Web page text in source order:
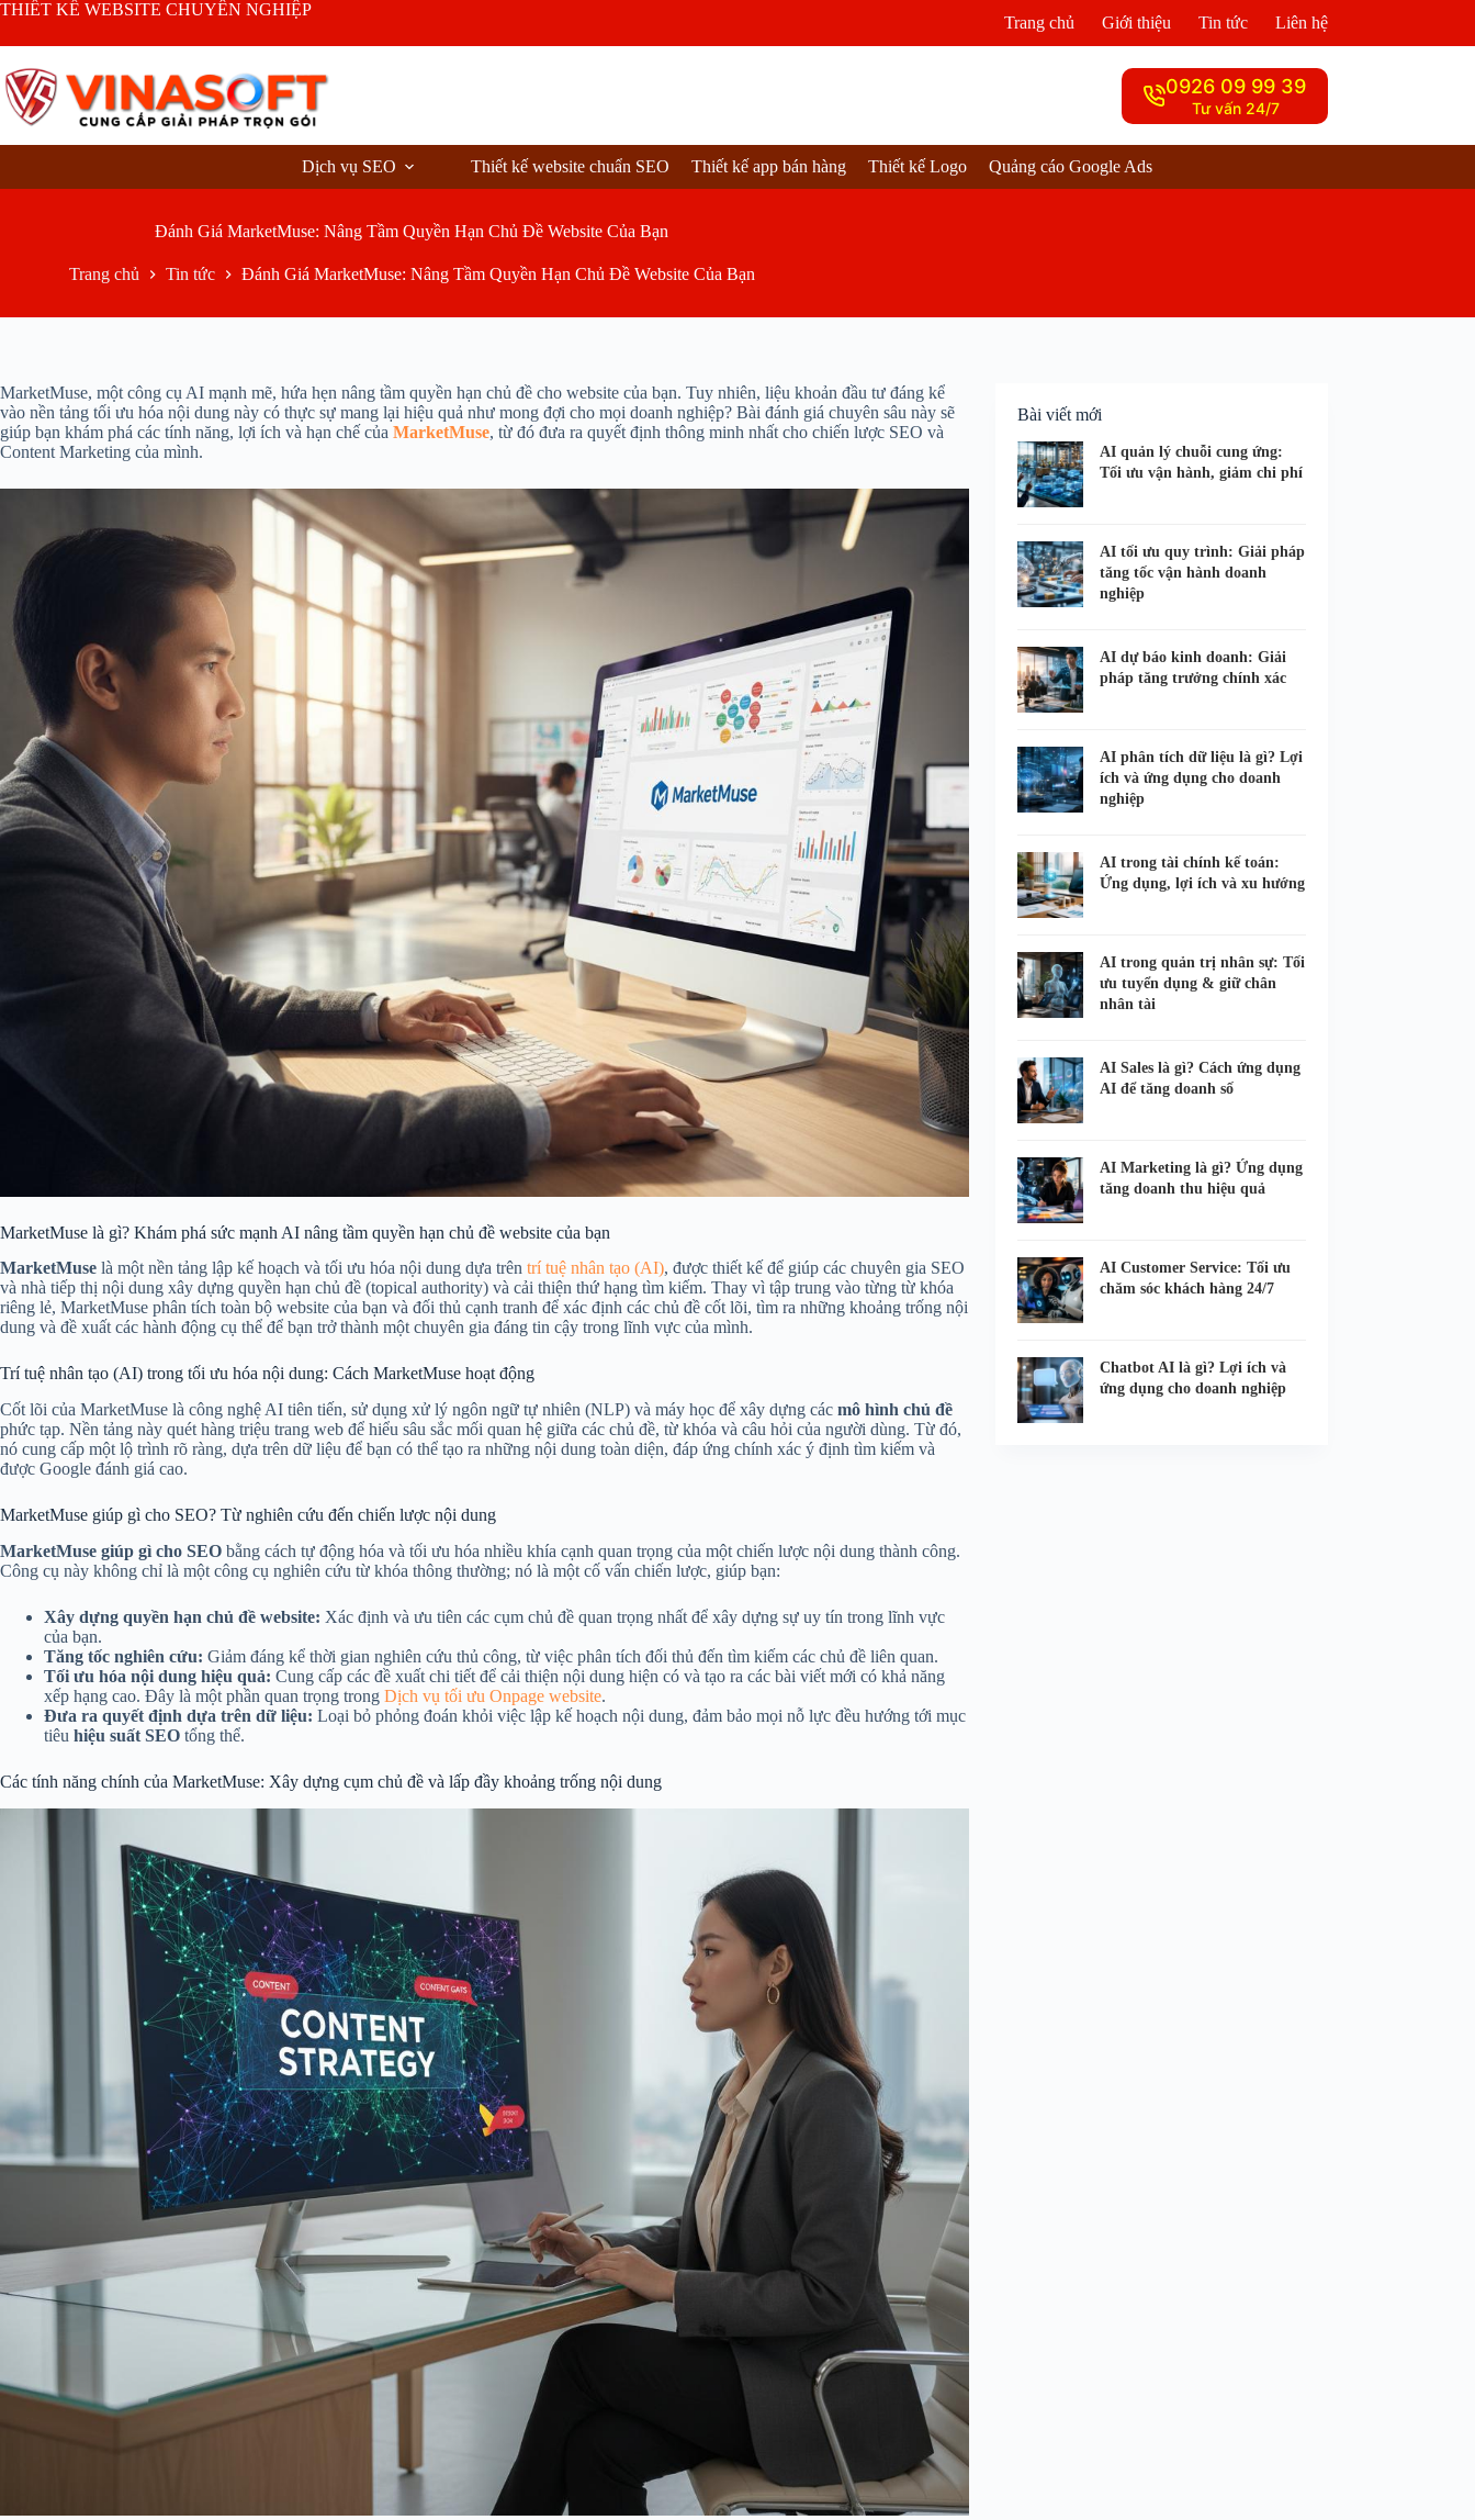
Chuyển
phần
nội
dung
THIẾT KẾ WEBSITE CHUYÊN NGHIỆP
Trang chủ Giới thiệu Tin tức Liên hệ
0926 09 99 39
Tư vấn 24/7
Dịch vụ SEO Thiết kế website chuẩn SEO Thiết kế app bán hàng Thiết kế Logo Quảng cáo Google Ads
Đánh Giá MarketMuse: Nâng Tầm Quyền Hạn Chủ Đề Website Của Bạn
Trang chủ Tin tức Đánh Giá MarketMuse: Nâng Tầm Quyền Hạn Chủ Đề Website Của Bạn
MarketMuse, một công cụ AI mạnh mẽ, hứa hẹn nâng tầm quyền hạn chủ đề cho website của bạn. Tuy nhiên, liệu khoản đầu tư đáng kể
vào nền tảng tối ưu hóa nội dung này có thực sự mang lại hiệu quả như mong đợi cho mọi doanh nghiệp? Bài đánh giá chuyên sâu này sẽ
giúp bạn khám phá các tính năng, lợi ích và hạn chế của MarketMuse, từ đó đưa ra quyết định thông minh nhất cho chiến lược SEO và
Content Marketing của mình.
MarketMuse là gì? Khám phá sức mạnh AI nâng tầm quyền hạn chủ đề website của bạn
MarketMuse là một nền tảng lập kế hoạch và tối ưu hóa nội dung dựa trên trí tuệ nhân tạo (AI), được thiết kế để giúp các chuyên gia SEO
và nhà tiếp thị nội dung xây dựng quyền hạn chủ đề (topical authority) và cải thiện thứ hạng tìm kiếm. Thay vì tập trung vào từng từ khóa
riêng lẻ, MarketMuse phân tích toàn bộ website của bạn và đối thủ cạnh tranh để xác định các chủ đề cốt lõi, tìm ra những khoảng trống nội
dung và đề xuất các hành động cụ thể để bạn trở thành một chuyên gia đáng tin cậy trong lĩnh vực của mình.
Trí tuệ nhân tạo (AI) trong tối ưu hóa nội dung: Cách MarketMuse hoạt động
Cốt lõi của MarketMuse là công nghệ AI tiên tiến, sử dụng xử lý ngôn ngữ tự nhiên (NLP) và máy học để xây dựng các mô hình chủ đề
phức tạp. Nền tảng này quét hàng triệu trang web để hiểu sâu sắc mối quan hệ giữa các chủ đề, từ khóa và câu hỏi của người dùng. Từ đó,
nó cung cấp một lộ trình rõ ràng, dựa trên dữ liệu để bạn có thể tạo ra những nội dung toàn diện, đáp ứng chính xác ý định tìm kiếm và
được Google đánh giá cao.
MarketMuse giúp gì cho SEO? Từ nghiên cứu đến chiến lược nội dung
MarketMuse giúp gì cho SEO bằng cách tự động hóa và tối ưu hóa nhiều khía cạnh quan trọng của một chiến lược nội dung thành công.
Công cụ này không chỉ là một công cụ nghiên cứu từ khóa thông thường; nó là một cố vấn chiến lược, giúp bạn:
Xây dựng quyền hạn chủ đề website: Xác định và ưu tiên các cụm chủ đề quan trọng nhất để xây dựng sự uy tín trong lĩnh vực
của bạn.
Tăng tốc nghiên cứu: Giảm đáng kể thời gian nghiên cứu thủ công, từ việc phân tích đối thủ đến tìm kiếm các chủ đề liên quan.
Tối ưu hóa nội dung hiệu quả: Cung cấp các đề xuất chi tiết để cải thiện nội dung hiện có và tạo ra các bài viết mới có khả năng
xếp hạng cao. Đây là một phần quan trọng trong Dịch vụ tối ưu Onpage website.
Đưa ra quyết định dựa trên dữ liệu: Loại bỏ phỏng đoán khỏi việc lập kế hoạch nội dung, đảm bảo mọi nỗ lực đều hướng tới mục
tiêu hiệu suất SEO tổng thể.
Các tính năng chính của MarketMuse: Xây dựng cụm chủ đề và lấp đầy khoảng trống nội dung
Bài viết mới
AI quản lý chuỗi cung ứng:
Tối ưu vận hành, giảm chi phí
AI tối ưu quy trình: Giải pháp
tăng tốc vận hành doanh
nghiệp
AI dự báo kinh doanh: Giải
pháp tăng trưởng chính xác
AI phân tích dữ liệu là gì? Lợi
ích và ứng dụng cho doanh
nghiệp
AI trong tài chính kế toán:
Ứng dụng, lợi ích và xu hướng
AI trong quản trị nhân sự: Tối
ưu tuyển dụng & giữ chân
nhân tài
AI Sales là gì? Cách ứng dụng
AI để tăng doanh số
AI Marketing là gì? Ứng dụng
tăng doanh thu hiệu quả
AI Customer Service: Tối ưu
chăm sóc khách hàng 24/7
Chatbot AI là gì? Lợi ích và
ứng dụng cho doanh nghiệp